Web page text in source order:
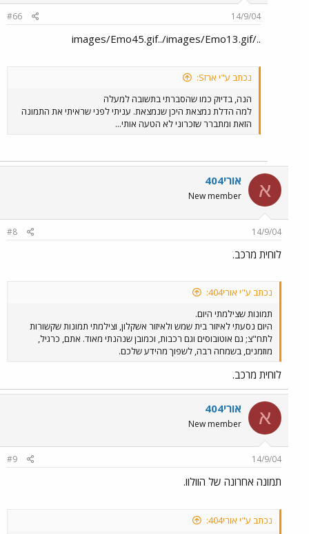
14/9/04
#66
../images/Emo45.gif../images/Emo13.gif
נכתב ע"י ארזS:
הנה, בדיוק כמו שהסברתי בתשובה למעלה
למה הדלת נמצאת היכן שנמצאת. עניתי לפני שראיתי את התמונה
הזאת ומתברר שזכרוני לא הטעה אותי...
א אורי404
New member
14/9/04
#8
לוחית מרכב.
נכתב ע"י אורי404:
תמונות שצילמתי היום.
היום נסעתי לאיזור בית שמש ולאיזור אשקלון, וצילמתי תמונות שקשורות
לתח"צ; גם אוטובוסים וגם רכבות, וכמובן שנהנתי מאוד. אתם, כרגיל,
מוזמנים, בשמחה רבה, לשפוך מהידע שלכם.
לוחית מרכב.
א אורי404
New member
14/9/04
#9
תמונה אחרונה של הוולוו.
נכתב ע"י אורי404: